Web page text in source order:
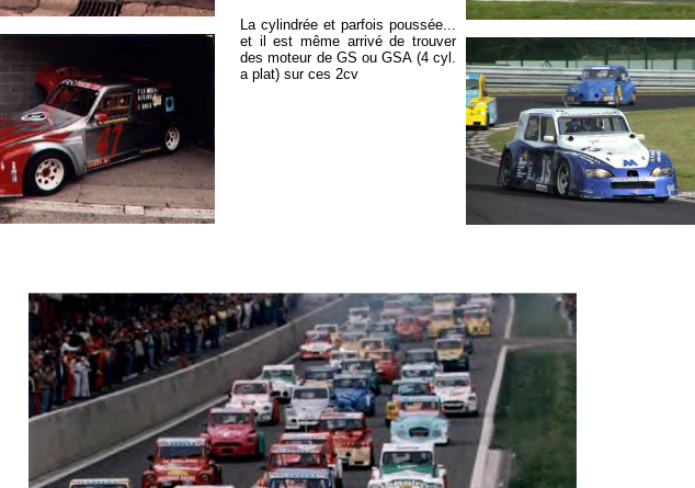
La cylindrée et parfois poussée...
et il est même arrivé de trouver
des moteur de GS ou GSA (4 cyl.
a plat) sur ces 2cv